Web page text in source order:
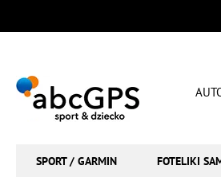
SPORT / GARMIN FOTELIKI